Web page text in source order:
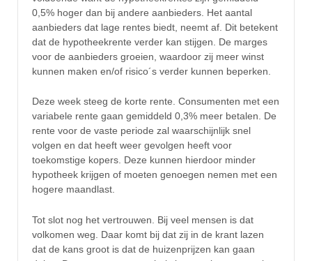
0,5% hoger dan bij andere aanbieders. Het aantal
aanbieders dat lage rentes biedt, neemt af. Dit betekent
dat de hypotheekrente verder kan stijgen. De marges
voor de aanbieders groeien, waardoor zij meer winst
kunnen maken en/of risico´s verder kunnen beperken.
Deze week steeg de korte rente. Consumenten met een
variabele rente gaan gemiddeld 0,3% meer betalen. De
rente voor de vaste periode zal waarschijnlijk snel
volgen en dat heeft weer gevolgen heeft voor
toekomstige kopers. Deze kunnen hierdoor minder
hypotheek krijgen of moeten genoegen nemen met een
hogere maandlast.
Tot slot nog het vertrouwen. Bij veel mensen is dat
volkomen weg. Daar komt bij dat zij in de krant lazen
dat de kans groot is dat de huizenprijzen kan gaan